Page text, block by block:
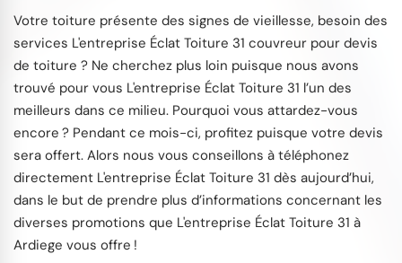
Votre toiture présente des signes de vieillesse, besoin des
services L'entreprise Éclat Toiture 31 couvreur pour devis
de toiture ? Ne cherchez plus loin puisque nous avons
trouvé pour vous L'entreprise Éclat Toiture 31 l’un des
meilleurs dans ce milieu. Pourquoi vous attardez-vous
encore ? Pendant ce mois-ci, profitez puisque votre devis
sera offert. Alors nous vous conseillons à téléphonez
directement L'entreprise Éclat Toiture 31 dès aujourd’hui,
dans le but de prendre plus d’informations concernant les
diverses promotions que L'entreprise Éclat Toiture 31 à
Ardiege vous offre !